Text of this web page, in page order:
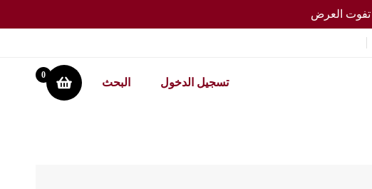
تسجيل الدخول البحث
0